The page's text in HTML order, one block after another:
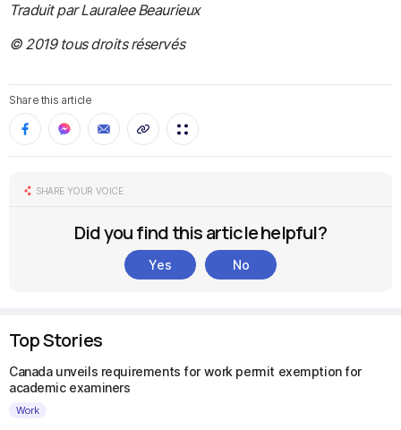
Traduit par Lauralee Beaurieux
© 2019 tous droits réservés
Share this article
SHARE YOUR VOICE
Did you find this article helpful?
Yes No
Top Stories
Canada unveils requirements for work permit exemption for
academic examiners
Work